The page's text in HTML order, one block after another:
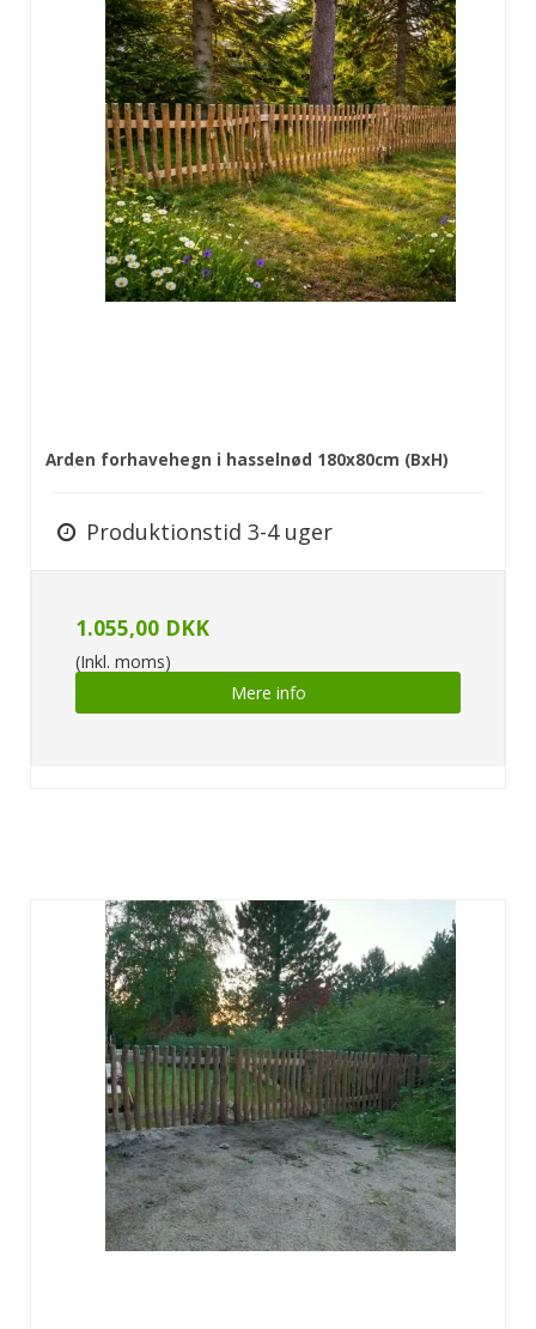
Arden forhavehegn i hasselnød 180x80cm (BxH)
Produktionstid 3-4 uger
1.055,00 DKK
(Inkl. moms)
Mere info